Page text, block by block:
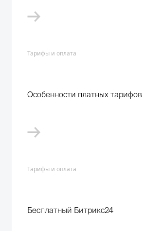
Тарифы и оплата
Особенности платных тарифов
Тарифы и оплата
Бесплатный Битрикс24